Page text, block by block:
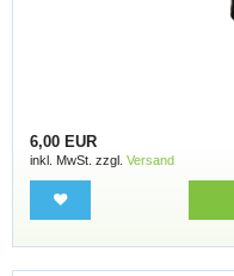
6,00 EUR
inkl. MwSt. zzgl. Versand